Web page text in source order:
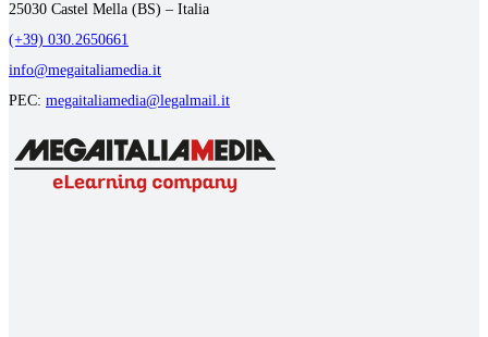
25030 Castel Mella (BS) – Italia
(+39) 030.2650661
info@megaitaliamedia.it
PEC: megaitaliamedia@legalmail.it